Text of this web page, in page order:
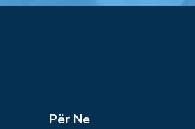
Për Ne